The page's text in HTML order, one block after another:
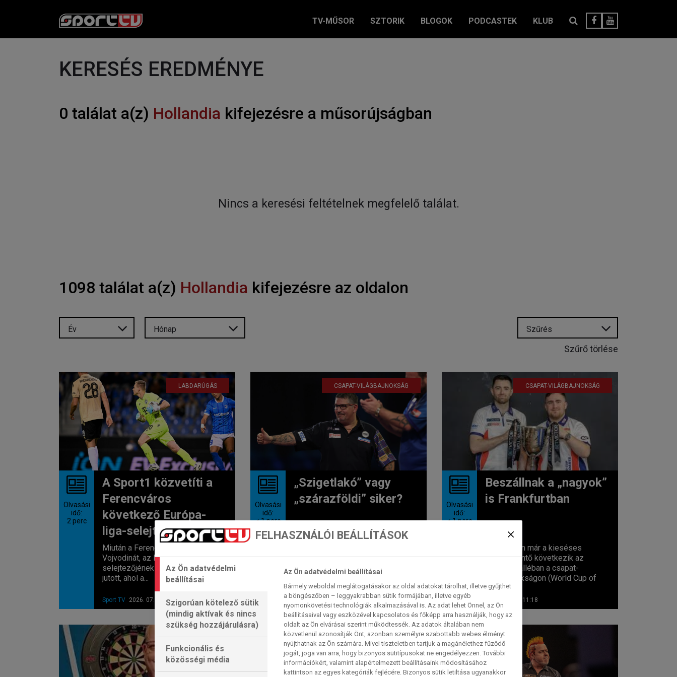
TV-MŰSOR SZTORIK BLOGOK PODCASTEK KLUB
KERESÉS EREDMÉNYE
0 találat a(z) Hollandia kifejezésre a műsorújságban
Nincs a keresési feltételnek megfelelő találat.
1098 találat a(z) Hollandia kifejezésre az oldalon
Év Hónap Szűrés
Szűrő törlése
LABDARÚGÁS
Olvasási
idő:
2 perc
A Sport1 közvetíti a
Ferencváros
következő Európa-
liga-selejtezőjét
Miután a Ferencváros legyőzte a
Vojvodinát, az Európa Liga
selejtezőjének második körébe
jutott, ahol a...
Sport TV 2026. 07. 17. 10:03
CSAPAT-VILÁGBAJNOKSÁG
Olvasási
idő:
< 1perc
„Szigetlakó” vagy
„szárazföldi” siker?
maradt versenyben a csapat, vagy
inkább páros-vb, hivatalos nevén
2026. 06. 14. 13:51
CSAPAT-VILÁGBAJNOKSÁG
Olvasási
idő:
< 1perc
Beszállnak a „nagyok”
is Frankfurtban
Szombaton már a kieséses
nyolcaddöntő következik az
Eissporthalléban a csapat-
világbajnokságon (World Cup of
Darts). A...
2026. 06. 13. 11:18
CSAPAT-VILÁGBAJNOKSÁG
FELHASZNÁLÓI BEÁLLÍTÁSOK
Az Ön adatvédelmi
beállításai
Szigorúan kötelező sütik
(mindig aktívak és nincs
szükség hozzájárulásra)
Funkcionális és
közösségi média
Az Ön adatvédelmi beállításai
Bármely weboldal meglátogatásakor az oldal adatokat tárolhat, illetve gyűjthet
a böngészőben – leggyakrabban sütik formájában, illetve egyéb
nyomonkövetési technológiák alkalmazásával is. Az adat lehet Önnel, az Ön
beállításaival vagy eszközével kapcsolatos és főképp arra használják, hogy az
oldalt az Ön elvárásai szerint működtessék. Az adatok általában nem
közvetlenül azonosítják Önt, azonban személyre szabottabb webes élményt
nyújthatnak az Ön számára. Mivel tiszteletben tartjuk a magánélethez fűződő
jogát, joga van arra, hogy bizonyos sütitípusokat ne engedélyezzen. További
információkért, valamint alapértelmezett beállításaink módosításához
kattintson az egyes kategóriák fejlécére. Bizonyos sütik letiltása ugyanakkor